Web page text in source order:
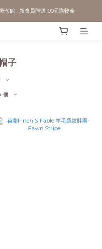
館   新會員贈送100元購物金
子
個